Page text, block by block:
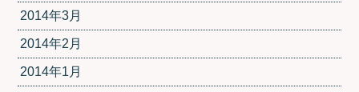
2014年3月
2014年2月
2014年1月